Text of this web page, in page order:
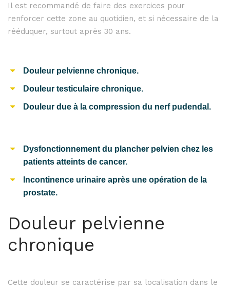
Il est recommandé de faire des exercices pour
renforcer cette zone au quotidien, et si nécessaire de la
rééduquer, surtout après 30 ans.
Douleur pelvienne chronique.
Douleur testiculaire chronique.
Douleur due à la compression du nerf pudendal.
Dysfonctionnement du plancher pelvien chez les
patients atteints de cancer.
Incontinence urinaire après une opération de la
prostate.
Douleur pelvienne
chronique
Cette douleur se caractérise par sa localisation dans le